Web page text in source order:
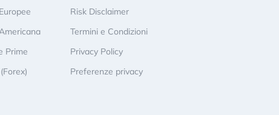
Prime
Risk Disclaimer
Termini e Condizioni
Privacy Policy
Preferenze privacy